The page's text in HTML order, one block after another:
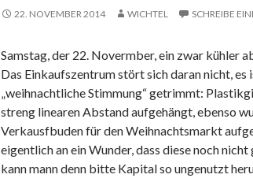
22. NOVEMBER 2014 WICHTEL SCHREIBE
Samstag, der 22. Novermber, ein zwar kühler
Das Einkaufszentrum stört sich daran nicht,
„weihnachtliche Stimmung“ getrimmt:
streng linearen Abstand aufgehängt, ebenso
Verkausfbuden für den Weihnachtsmarkt
eigentlich an ein Wunder, dass diese noch
kann mann denn bitte Kapital so ungenutzt